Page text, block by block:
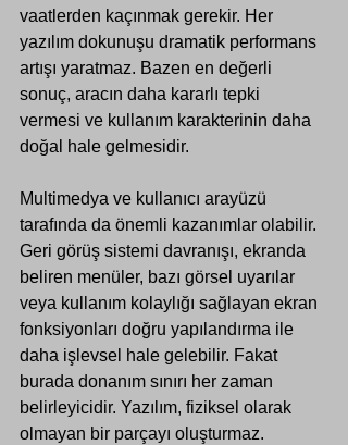
vaatlerden kaçınmak gerekir. Her
yazılım dokunuşu dramatik performans
artışı yaratmaz. Bazen en değerli
sonuç, aracın daha kararlı tepki
vermesi ve kullanım karakterinin daha
doğal hale gelmesidir.
Multimedya ve kullanıcı arayüzü
tarafında da önemli kazanımlar olabilir.
Geri görüş sistemi davranışı, ekranda
beliren menüler, bazı görsel uyarılar
veya kullanım kolaylığı sağlayan ekran
fonksiyonları doğru yapılandırma ile
daha işlevsel hale gelebilir. Fakat
burada donanım sınırı her zaman
belirleyicidir. Yazılım, fiziksel olarak
olmayan bir parçayı oluşturmaz.